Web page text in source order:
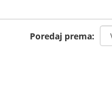
Poredaj prema